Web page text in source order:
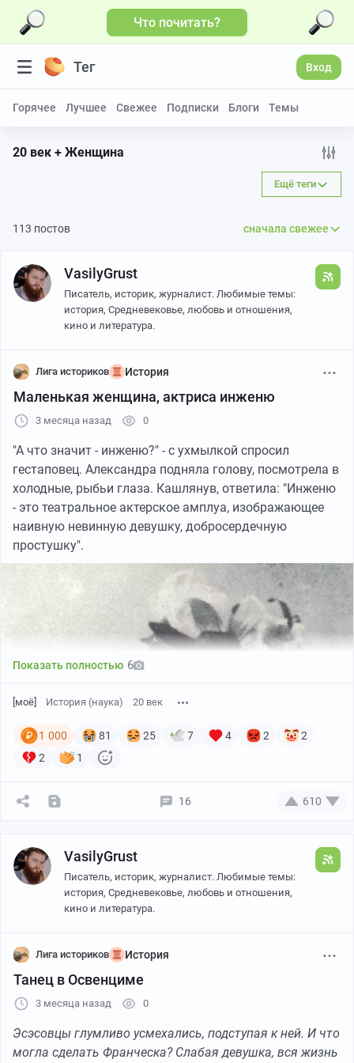
Что почитать?
Тег Вход
Горячее Лучшее Свежее Подписки Блоги Темы
20 век + Женщина
Ещё теги
113 постов сначала свежее
VasilyGrust
Писатель, историк, журналист. Любимые темы:
история, Средневековье, любовь и отношения,
кино и литература.
Лига историков История
Маленькая женщина, актриса инженю
3 месяца назад 0
"А что значит - инженю?" - с ухмылкой спросил
гестаповец. Александра подняла голову, посмотрела в
холодные, рыбьи глаза. Кашлянув, ответила: "Инженю
- это театральное актерское амплуа, изображающее
наивную невинную девушку, добросердечную
простушку".
Показать полностью 6
[моё] История (наука) 20 век
1 000 81 25 7 4 2
2
2
1
16 610
VasilyGrust
Писатель, историк, журналист. Любимые темы:
история, Средневековье, любовь и отношения,
кино и литература.
Лига историков История
Танец в Освенциме
3 месяца назад 0
Эсэсовцы глумливо усмехались, подступая к ней. И что
могла сделать Франческа? Слабая девушка, вся жизнь